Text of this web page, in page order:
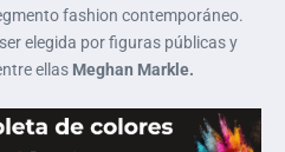
fashion contemporáneo.
elegida por figuras públicas y
ellas Meghan Markle.